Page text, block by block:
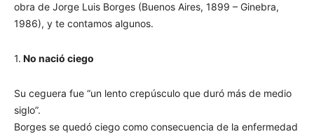
obra de Jorge Luis Borges (Buenos Aires, 1899 – Ginebra,
1986), y te contamos algunos.
1. No nació ciego
Su ceguera fue “un lento crepúsculo que duró más de medio
siglo”.
Borges se quedó ciego como consecuencia de la enfermedad